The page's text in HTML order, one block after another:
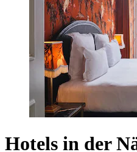
Hotels in der